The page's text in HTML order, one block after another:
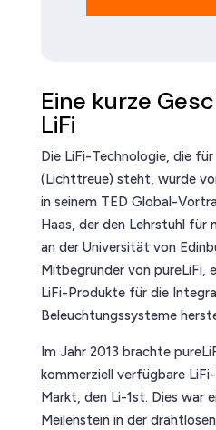
Eine kurze
LiFi
Die LiFi-Technologie, die
(Lichttreue) steht, wurde
in seinem TED Global-
Haas, der den Lehrstuhl für
an der Universität von
Mitbegründer von pureLiFi,
LiFi-Produkte für die
Beleuchtungssysteme
Im Jahr 2013 brachte
kommerziell verfügbare
Markt, den Li-1st. Dies war
Meilenstein in der drahtlosen